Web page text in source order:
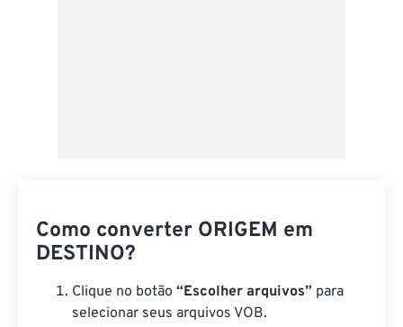
Como converter ORIGEM em
DESTINO?
Clique no botão “Escolher arquivos” para
selecionar seus arquivos VOB.